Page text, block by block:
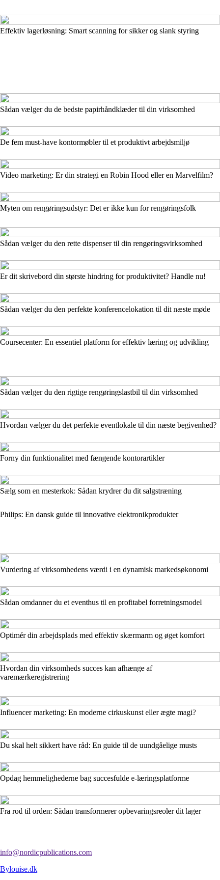
Effektiv lagerløsning: Smart scanning for sikker og slank styring
Sådan vælger du de bedste papirhåndklæder til din virksomhed
De fem must-have kontormøbler til et produktivt arbejdsmiljø
Video marketing: Er din strategi en Robin Hood eller en Marvelfilm?
Myten om rengøringsudstyr: Det er ikke kun for rengøringsfolk
Sådan vælger du den rette dispenser til din rengøringsvirksomhed
Er dit skrivebord din største hindring for produktivitet? Handle nu!
Sådan vælger du den perfekte konferencelokation til dit næste møde
Coursecenter: En essentiel platform for effektiv læring og udvikling
Sådan vælger du den rigtige rengøringslastbil til din virksomhed
Hvordan vælger du det perfekte eventlokale til din næste begivenhed?
Forny din funktionalitet med fængende kontorartikler
Sælg som en mesterkok: Sådan krydrer du dit salgstræning
Philips: En dansk guide til innovative elektronikprodukter
Vurdering af virksomhedens værdi i en dynamisk markedsøkonomi
Sådan omdanner du et eventhus til en profitabel forretningsmodel
Optimér din arbejdsplads med effektiv skærmarm og øget komfort
Hvordan din virksomheds succes kan afhænge af
varemærkeregistrering
Influencer marketing: En moderne cirkuskunst eller ægte magi?
Du skal helt sikkert have råd: En guide til de uundgåelige musts
Opdag hemmelighederne bag succesfulde e-læringsplatforme
Fra rod til orden: Sådan transformerer opbevaringsreoler dit lager
info@nordicpublications.com
Bylouise.dk